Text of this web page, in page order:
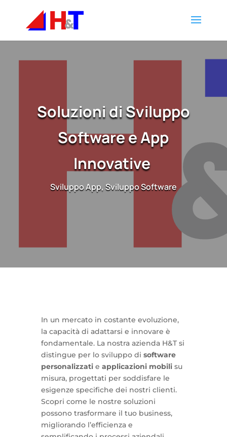
Soluzioni di Sviluppo
Software e App
Innovative
Sviluppo App, Sviluppo Software
In un mercato in costante evoluzione,
la capacità di adattarsi e innovare è
fondamentale. La nostra azienda H&T si
distingue per lo sviluppo di software
personalizzatie applicazioni mobilisu
misura, progettati per soddisfare le
esigenze specifiche dei nostri clienti.
Scopri come le nostre soluzioni
possono trasformare il tuo business,
migliorando l’efficienza e